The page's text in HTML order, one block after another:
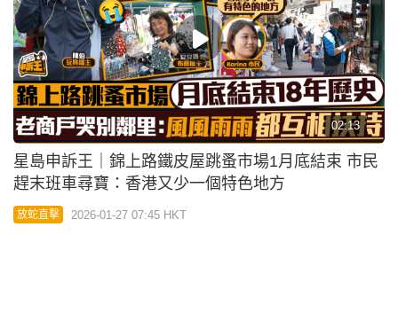
星島申訴王 | 直擊巴士強制佩戴安全帶 乘客辯稱「玩